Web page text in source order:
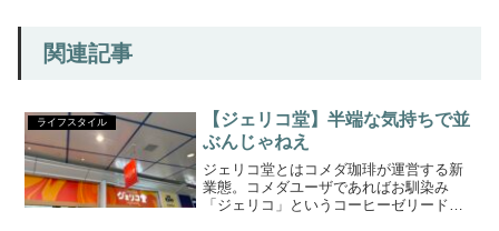
関連記事
ライフスタイル
【ジェリコ堂】半端な気持ちで並
ぶんじゃねえ
ジェリコ堂とはコメダ珈琲が運営する新
業態。コメダユーザであればお馴染み
「ジェリコ」というコーヒーゼリードリ